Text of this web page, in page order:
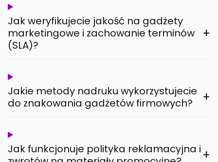
Jak weryfikujecie jakość na gadżety
marketingowe i zachowanie terminów
(SLA)?
+
Jakie metody nadruku wykorzystujecie
do znakowania gadżetów firmowych?
+
Jak funkcjonuje polityka reklamacyjna i +